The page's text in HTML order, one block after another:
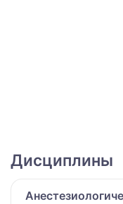
Дисциплины